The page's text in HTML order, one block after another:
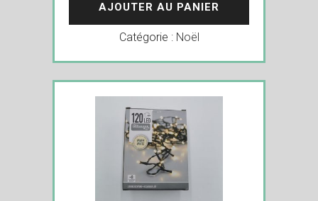
AJOUTER AU PANIER
Catégorie : Noël